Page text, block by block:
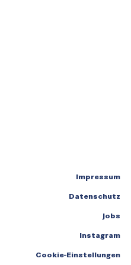
Impressum
Datenschutz
Jobs
Instagram
Cookie-Einstellungen